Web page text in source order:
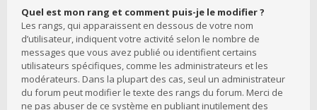
Quel est mon rang et comment puis-je le modifier ?
Les rangs, qui apparaissent en dessous de votre nom
d’utilisateur, indiquent votre activité selon le nombre de
messages que vous avez publié ou identifient certains
utilisateurs spécifiques, comme les administrateurs et les
modérateurs. Dans la plupart des cas, seul un administrateur
du forum peut modifier le texte des rangs du forum. Merci de
ne pas abuser de ce système en publiant inutilement des